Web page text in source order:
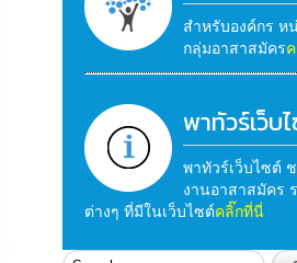
สำหรับองค์กร ห
กลุ่มอาสาสมัคร
พาทัวร์เว็บ
พาทัวร์เว็บไซต์
งานอาสาสมัคร
ต่างๆ ที่มีในเว็บไซต์คลิ๊กที่นี่